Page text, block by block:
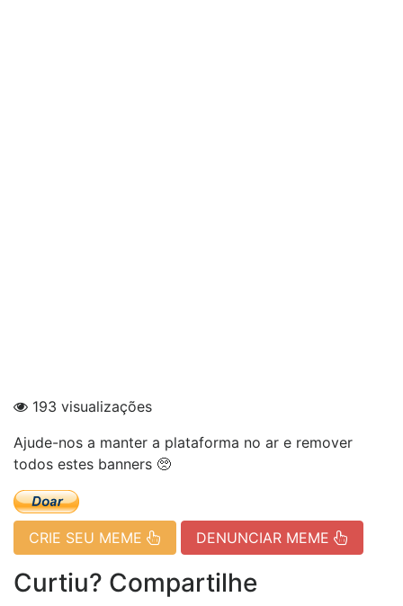
193 visualizações
Ajude-nos a manter a plataforma no ar e remover
todos estes banners 🥺
CRIE SEU MEME DENUNCIAR MEME
Curtiu? Compartilhe